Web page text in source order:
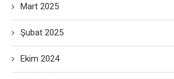
Mart 2025
Şubat 2025
Ekim 2024